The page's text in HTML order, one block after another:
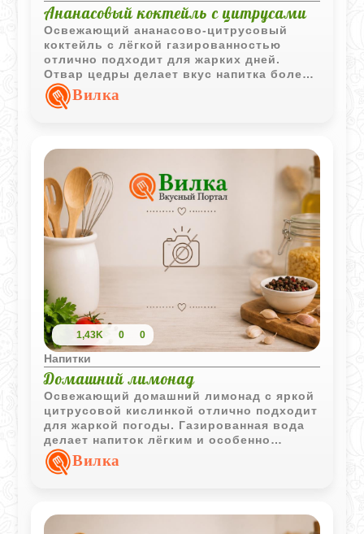
Ананасовый коктейль с цитрусами
Освежающий ананасово-цитрусовый
коктейль с лёгкой газированностью
отлично подходит для жарких дней.
Отвар цедры делает вкус напитка более
насыщенным и ароматным.
Вилка
1,43K 0 0
Напитки
Домашний лимонад
Освежающий домашний лимонад с яркой
цитрусовой кислинкой отлично подходит
для жаркой погоды. Газированная вода
делает напиток лёгким и особенно
бодрящим.
Вилка